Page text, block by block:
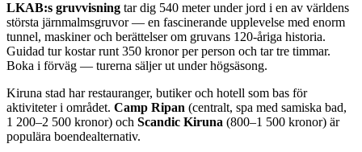
LKAB:s gruvvisning tar dig 540 meter under jord i en av världens
största järnmalmsgruvor — en fascinerande upplevelse med enorm
tunnel, maskiner och berättelser om gruvans 120-åriga historia.
Guidad tur kostar runt 350 kronor per person och tar tre timmar.
Boka i förväg — turerna säljer ut under högsäsong.
Kiruna stad har restauranger, butiker och hotell som bas för
aktiviteter i området. Camp Ripan (centralt, spa med samiska bad,
1 200–2 500 kronor) och Scandic Kiruna (800–1 500 kronor) är
populära boendealternativ.